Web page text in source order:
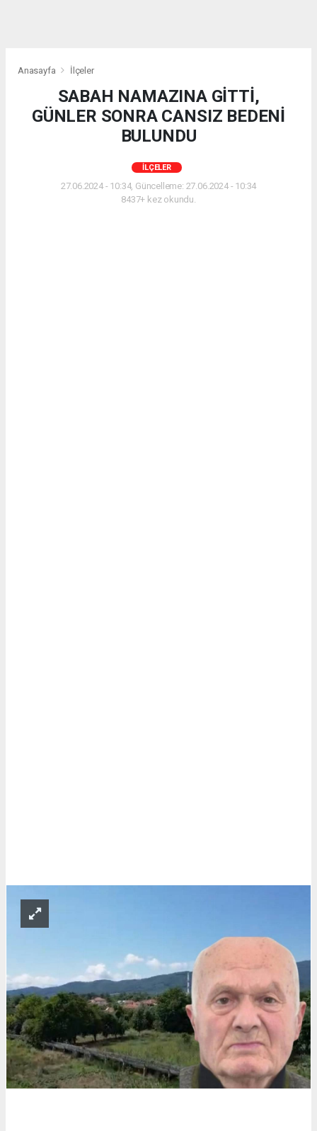
Anasayfa İlçeler
SABAH NAMAZINA GİTTİ,
GÜNLER SONRA CANSIZ BEDENİ
BULUNDU
İLÇELER
27.06.2024 - 10:34, Güncelleme: 27.06.2024 - 10:34
8437+ kez okundu.